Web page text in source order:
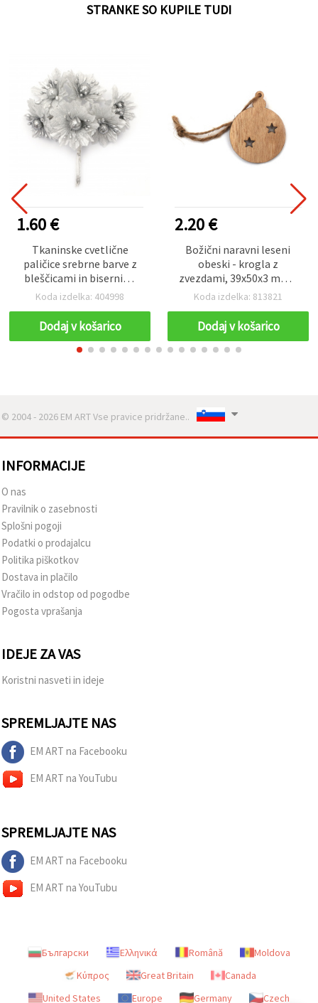
STRANKE SO KUPILE TUDI
1.60 €
Tkaninske cvetlične
paličice srebrne barve z
bleščicami in bisernimi
središči, 50 x 110 mm,
Koda izdelka: 404998
Dodaj v košarico
2.20 €
Božični naravni leseni
obeski - krogla z
zvezdami, 39x50x3 mm -
10 kosov
Koda izdelka: 813821
Dodaj v košarico
© 2004 - 2026 EM ART Vse pravice pridržane..
INFORMACIJE
O nas
Pravilnik o zasebnosti
Splošni pogoji
Podatki o prodajalcu
Politika piškotkov
Dostava in plačilo
Vračilo in odstop od pogodbe
Pogosta vprašanja
IDEJE ZA VAS
Koristni nasveti in ideje
SPREMLJAJTE NAS
EM ART na Facebooku
EM ART na YouTubu
SPREMLJAJTE NAS
EM ART na Facebooku
EM ART na YouTubu
Български Ελληνικά Română
Moldova
Κύπρος
Great Britain
Canada
United States
Europe Germany Czech